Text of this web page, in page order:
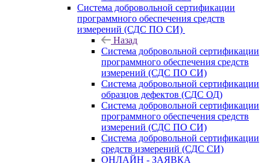
Система добровольной сертификации
программного обеспечения средств
измерений (СДС ПО СИ)
Назад
Система добровольной сертификации
программного обеспечения средств
измерений (СДС ПО СИ)
Система добровольной сертификации
образцов дефектов (СДС ОД)
Система добровольной сертификации
программного обеспечения средств
измерений (СДС ПО СИ)
Система добровольной сертификации
средств измерений (СДС СИ)
ОНЛАЙН - ЗАЯВКА